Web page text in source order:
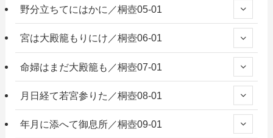
野分立ちてにはかに／桐壺05-01
宮は大殿籠もりにけ／桐壺06-01
命婦はまだ大殿籠も／桐壺07-01
月日経て若宮参りた／桐壺08-01
年月に添へて御息所／桐壺09-01